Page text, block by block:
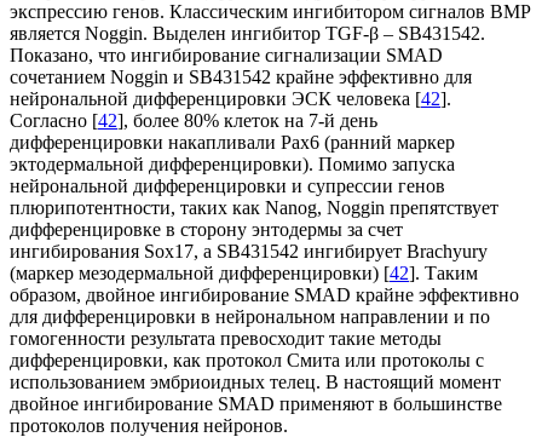
экспрессию генов. Классическим ингибитором сигналов BMP
является Noggin. Выделен ингибитор TGF-β – SB431542.
Показано, что ингибирование сигнализации SMAD
сочетанием Noggin и SB431542 крайне эффективно для
нейрональной дифференцировки ЭСК человека [42].
Согласно [42], более 80% клеток на 7-й день
дифференцировки накапливали Pax6 (ранний маркер
эктодермальной дифференцировки). Помимо запуска
нейрональной дифференцировки и супрессии генов
плюрипотентности, таких как Nanog, Noggin препятствует
дифференцировке в сторону энтодермы за счет
ингибирования Sox17, а SB431542 ингибирует Brachyury
(маркер мезодермальной дифференцировки) [42]. Таким
образом, двойное ингибирование SMAD крайне эффективно
для дифференцировки в нейрональном направлении и по
гомогенности результата превосходит такие методы
дифференцировки, как протокол Смита или протоколы с
использованием эмбриоидных телец. В настоящий момент
двойное ингибирование SMAD применяют в большинстве
протоколов получения нейронов.